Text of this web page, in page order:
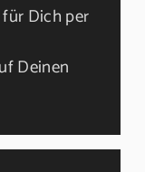
Dich per
Deinen